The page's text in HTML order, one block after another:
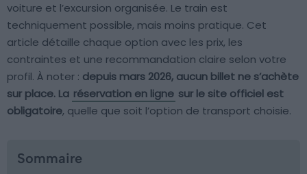
voiture et l’excursion organisée. Le train est
techniquement possible, mais moins pratique. Cet
article détaille chaque option avec les prix, les
contraintes et une recommandation claire selon votre
profil. À noter : depuis mars 2026, aucun billet ne s’achète
sur place. La réservation en ligne sur le site officiel est
obligatoire, quelle que soit l’option de transport choisie.
Sommaire